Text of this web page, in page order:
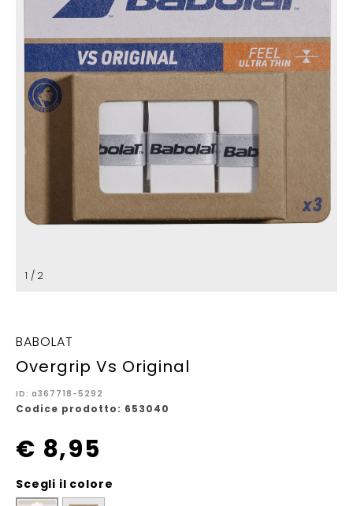
1 / 2
BABOLAT
Overgrip Vs Original
ID: a367718-5292
Codice prodotto: 653040
€ 8,95
Scegli il colore